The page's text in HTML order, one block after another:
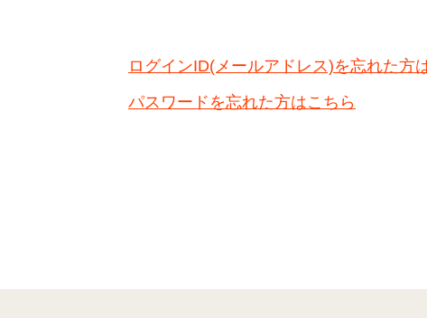
ログインID(メールアドレス)を忘れた方
パスワードを忘れた方はこちら